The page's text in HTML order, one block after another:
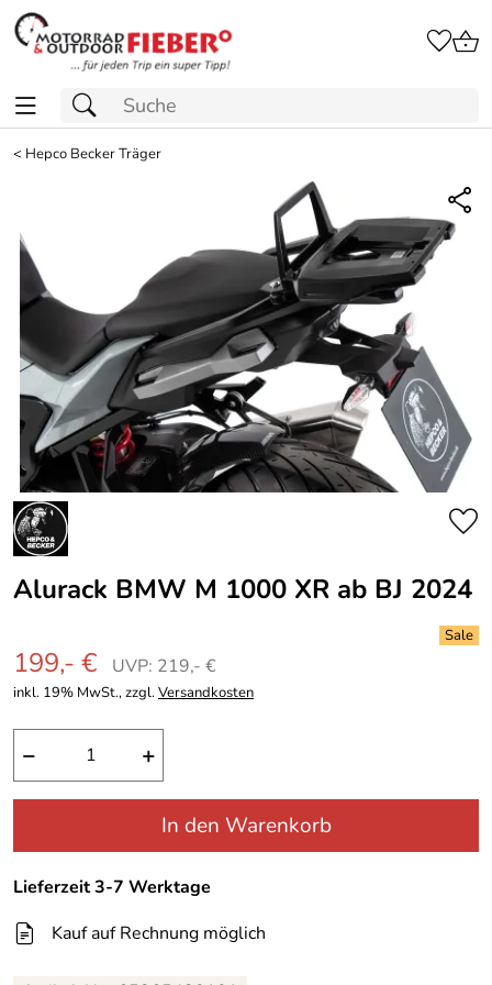
< Hepco Becker Träger
Alurack BMW M 1000 XR ab BJ 2024
199,- € UVP: 219,- €
inkl. 19% MwSt., zzgl.Versandkosten
− +
In den Warenkorb
Lieferzeit 3-7 Werktage
Kauf auf Rechnung möglich